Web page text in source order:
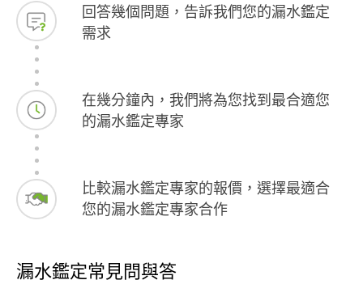
回答幾個問題，告訴我們您的漏水鑑定
需求
在幾分鐘內，我們將為您找到最合適您
的漏水鑑定專家
比較漏水鑑定專家的報價，選擇最適合
您的漏水鑑定專家合作
漏水鑑定常見問與答